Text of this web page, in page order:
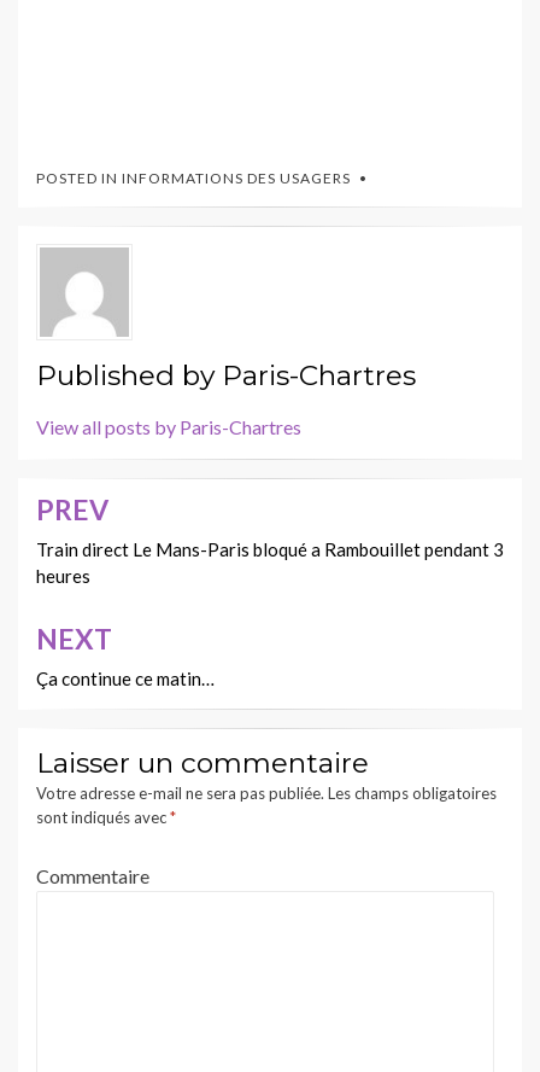
POSTED IN INFORMATIONS DES USAGERS
Published by Paris-Chartres
View all posts by Paris-Chartres
Navigation
de
l’article
PREV
Train direct Le Mans-Paris bloqué a Rambouillet pendant 3
heures
NEXT
Ça continue ce matin…
Laisser un commentaire
Votre adresse e-mail ne sera pas publiée. Les champs obligatoires
sont indiqués avec*
Commentaire